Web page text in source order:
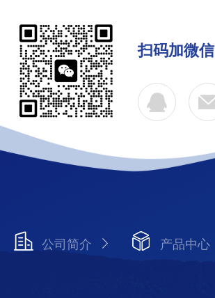
扫码加微信
公司简介 产品中心